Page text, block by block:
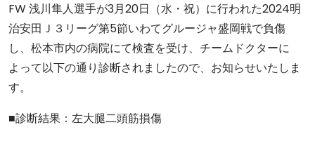
FW 浅川隼人選手が3月20日（水・祝）に行われた2024明
治安田Ｊ３リーグ第5節いわてグルージャ盛岡戦で負傷
し、松本市内の病院にて検査を受け、チームドクターに
よって以下の通り診断されましたので、お知らせいたしま
す。
■診断結果：左大腿二頭筋損傷